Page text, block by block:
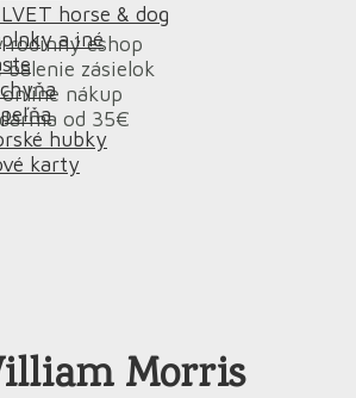
rodinný eshop
balenie zásielok
nákup
od 35€
horse & dog
a iné
hubky
karty
Morris